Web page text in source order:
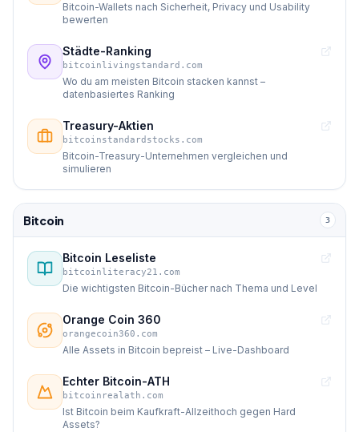
Bitcoin-Wallets nach Sicherheit, Privacy und Usability
bewerten
Städte-Ranking
bitcoinlivingstandard.com
Wo du am meisten Bitcoin stacken kannst –
datenbasiertes Ranking
Treasury-Aktien
bitcoinstandardstocks.com
Bitcoin-Treasury-Unternehmen vergleichen und
simulieren
Bitcoin 3
Bitcoin Leseliste
bitcoinliteracy21.com
Die wichtigsten Bitcoin-Bücher nach Thema und Level
Orange Coin 360
orangecoin360.com
Alle Assets in Bitcoin bepreist – Live-Dashboard
Echter Bitcoin-ATH
bitcoinrealath.com
Ist Bitcoin beim Kaufkraft-Allzeithoch gegen Hard
Assets?